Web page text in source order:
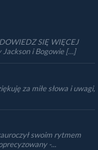
SIĘ WIĘCEJ
Jackson i Bogowie […]
za miłe słowa i uwagi,
swoim rytmem
-...